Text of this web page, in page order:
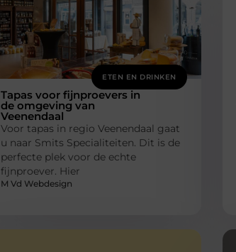
ETEN EN DRINKEN
Tapas voor fijnproevers in
de omgeving van
Veenendaal
Voor tapas in regio Veenendaal gaat
u naar Smits Specialiteiten. Dit is de
perfecte plek voor de echte
fijnproever. Hier
M Vd Webdesign